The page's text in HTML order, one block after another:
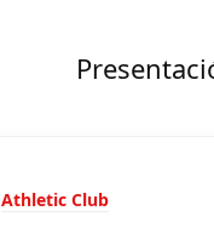
Athletic Club